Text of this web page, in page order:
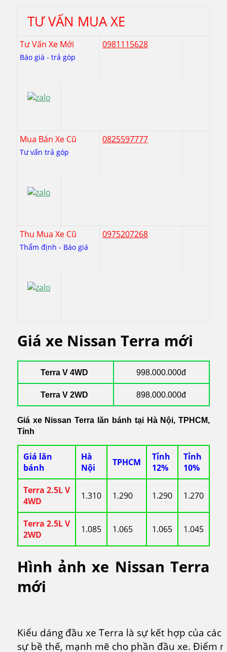
TƯ VẤN MUA XE
Tư Vấn Xe Mới
Báo giá - trả góp
0981115628
Mua Bán Xe Cũ
Tư vấn trả góp
0825597777
Thu Mua Xe Cũ
Thẩm định - Báo giá
0975207268
Giá xe Nissan Terra mới
Terra V 4WD 998.000.000đ
Terra V 2WD 898.000.000đ
Giá xe Nissan Terra lăn bánh tại Hà Nội, TPHCM,
Tỉnh
Giá lăn
bánh
Hà
Nội
TPHCM
Tỉnh
12%
Tỉnh
10%
Terra 2.5L V
4WD
1.310 1.290 1.290 1.270
Terra 2.5L V
2WD
1.085 1.065 1.065 1.045
Hình ảnh xe Nissan Terra
mới
Kiểu dáng đầu xe Terra là sự kết hợp của
sự bề thế, mạnh mẽ cho phần đầu xe. Điểm